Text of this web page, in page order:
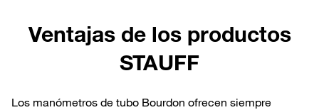
Ventajas de los productos
STAUFF
Los manómetros de tubo Bourdon ofrecen siempre